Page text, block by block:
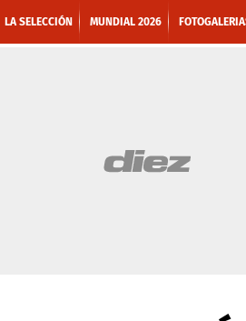
LA SELECCIÓN MUNDIAL 2026